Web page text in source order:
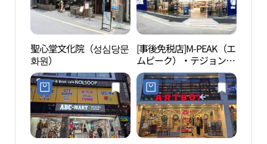
聖心堂文化院（성심당문
화원）
[事後免税店]M-PEAK（エ
ムピーク）・テジョン
（大田）店(엠픽 대전점)